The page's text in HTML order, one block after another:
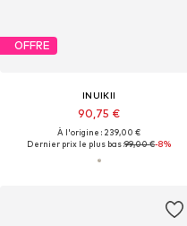
OFFRE
INUIKII
90,75 €
À l'origine : 239,00 €
Dernier prix le plus bas :99,00 €-8%